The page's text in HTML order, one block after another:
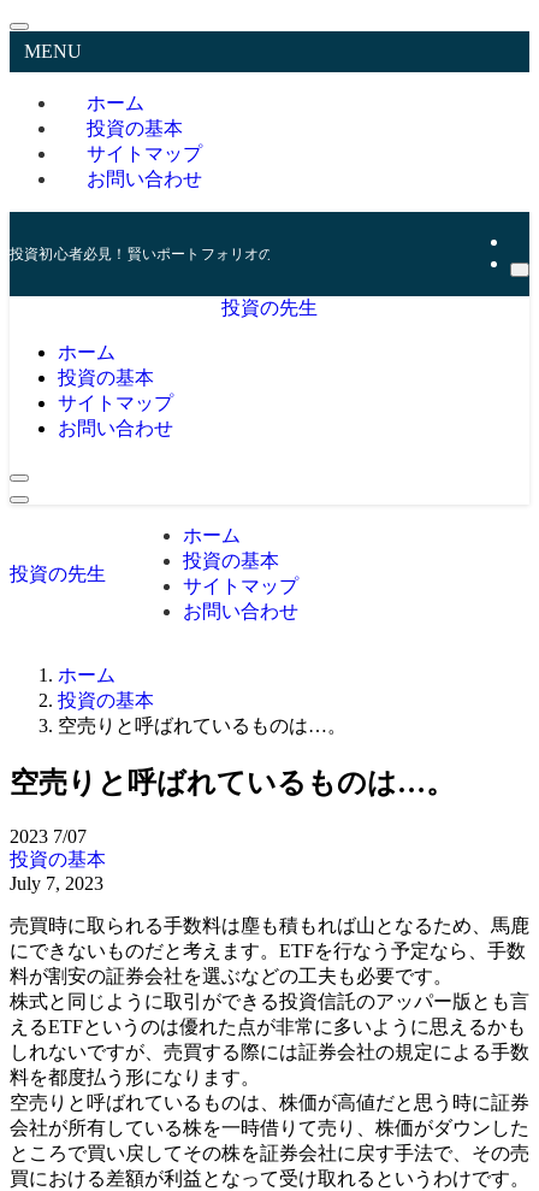
MENU
ホーム
投資の基本
サイトマップ
お問い合わせ
投資初心者必見！賢いポートフォリオの組み方とリスク管理の秘訣
投資の先生
ホーム
投資の基本
サイトマップ
お問い合わせ
投資の先生
ホーム
投資の基本
サイトマップ
お問い合わせ
ホーム
投資の基本
空売りと呼ばれているものは…。
空売りと呼ばれているものは…。
2023 7/07
投資の基本
July 7, 2023
売買時に取られる手数料は塵も積もれば山となるため、馬鹿
にできないものだと考えます。ETFを行なう予定なら、手数
料が割安の証券会社を選ぶなどの工夫も必要です。
株式と同じように取引ができる投資信託のアッパー版とも言
えるETFというのは優れた点が非常に多いように思えるかも
しれないですが、売買する際には証券会社の規定による手数
料を都度払う形になります。
空売りと呼ばれているものは、株価が高値だと思う時に証券
会社が所有している株を一時借りて売り、株価がダウンした
ところで買い戻してその株を証券会社に戻す手法で、その売
買における差額が利益となって受け取れるというわけです。